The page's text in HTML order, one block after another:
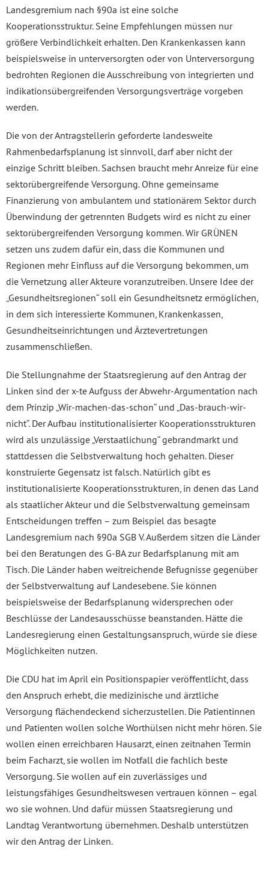
Landesgremium nach §90a ist eine solche
Kooperationsstruktur. Seine Empfehlungen müssen nur
größere Verbindlichkeit erhalten. Den Krankenkassen kann
beispielsweise in unterversorgten oder von Unterversorgung
bedrohten Regionen die Ausschreibung von integrierten und
indikationsübergreifenden Versorgungsverträge vorgeben
werden.
Die von der Antragstellerin geforderte landesweite
Rahmenbedarfsplanung ist sinnvoll, darf aber nicht der
einzige Schritt bleiben. Sachsen braucht mehr Anreize für eine
sektorübergreifende Versorgung. Ohne gemeinsame
Finanzierung von ambulantem und stationärem Sektor durch
Überwindung der getrennten Budgets wird es nicht zu einer
sektorübergreifenden Versorgung kommen. Wir GRÜNEN
setzen uns zudem dafür ein, dass die Kommunen und
Regionen mehr Einfluss auf die Versorgung bekommen, um
die Vernetzung aller Akteure voranzutreiben. Unsere Idee der
„Gesundheitsregionen“ soll ein Gesundheitsnetz ermöglichen,
in dem sich interessierte Kommunen, Krankenkassen,
Gesundheitseinrichtungen und Ärztevertretungen
zusammenschließen.
Die Stellungnahme der Staatsregierung auf den Antrag der
Linken sind der x-te Aufguss der Abwehr-Argumentation nach
dem Prinzip „Wir-machen-das-schon“ und „Das-brauch-wir-
nicht“. Der Aufbau institutionalisierter Kooperationsstrukturen
wird als unzulässige „Verstaatlichung“ gebrandmarkt und
stattdessen die Selbstverwaltung hoch gehalten. Dieser
konstruierte Gegensatz ist falsch. Natürlich gibt es
institutionalisierte Kooperationsstrukturen, in denen das Land
als staatlicher Akteur und die Selbstverwaltung gemeinsam
Entscheidungen treffen – zum Beispiel das besagte
Landesgremium nach §90a SGB V. Außerdem sitzen die Länder
bei den Beratungen des G-BA zur Bedarfsplanung mit am
Tisch. Die Länder haben weitreichende Befugnisse gegenüber
der Selbstverwaltung auf Landesebene. Sie können
beispielsweise der Bedarfsplanung widersprechen oder
Beschlüsse der Landesausschüsse beanstanden. Hätte die
Landesregierung einen Gestaltungsanspruch, würde sie diese
Möglichkeiten nutzen.
Die CDU hat im April ein Positionspapier veröffentlicht, dass
den Anspruch erhebt, die medizinische und ärztliche
Versorgung flächendeckend sicherzustellen. Die Patientinnen
und Patienten wollen solche Worthülsen nicht mehr hören. Sie
wollen einen erreichbaren Hausarzt, einen zeitnahen Termin
beim Facharzt, sie wollen im Notfall die fachlich beste
Versorgung. Sie wollen auf ein zuverlässiges und
leistungsfähiges Gesundheitswesen vertrauen können – egal
wo sie wohnen. Und dafür müssen Staatsregierung und
Landtag Verantwortung übernehmen. Deshalb unterstützen
wir den Antrag der Linken.